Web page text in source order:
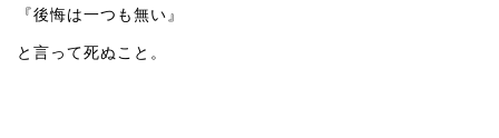
『後悔は一つも無い』
と言って死ぬこと。